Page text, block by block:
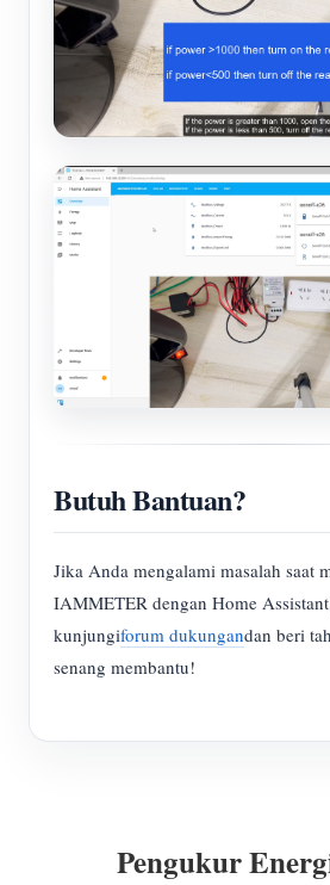
Butuh Bantuan?
Jika Anda mengalami masalah saat
IAMMETER dengan Home
kunjungiforum dukungandan beri
senang membantu!
Pengukur